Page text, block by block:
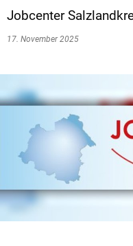
Jobcenter
17. November 2025